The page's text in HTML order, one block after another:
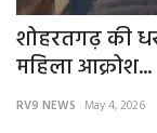
शोहरतगढ़ की
महिला आक्रोश...
RV9 NEWS May 4, 2026